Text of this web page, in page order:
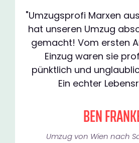
"Umzugsprofi Marxen
hat unseren Umzug
gemacht! Vom ersten
Einzug waren sie
pünktlich und
Ein echter
BEN
Umzug von Wien nach